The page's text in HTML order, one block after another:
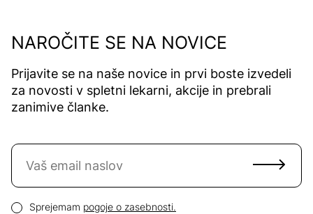
NAROČITE SE NA NOVICE
Prijavite se na naše novice in prvi boste izvedeli
za novosti v spletni lekarni, akcije in prebrali
zanimive članke.
Naročite se na novice
Pogoji zasebnosti
Sprejemam pogoje o zasebnosti.